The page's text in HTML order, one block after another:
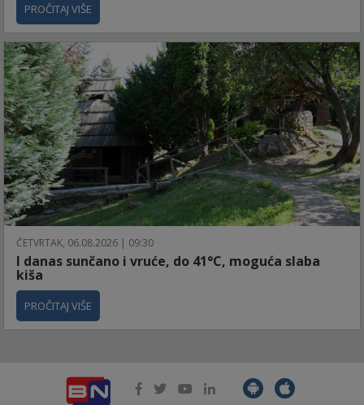
PROČITAJ VIŠE
ČETVRTAK, 06.08.2026 | 09:30
I danas sunčano i vruće, do 41°C, moguća slaba
kiša
PROČITAJ VIŠE